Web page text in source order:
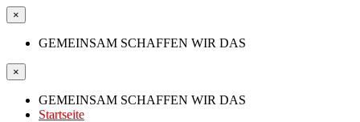
×
GEMEINSAM SCHAFFEN WIR DAS
×
GEMEINSAM SCHAFFEN WIR DAS
Startseite